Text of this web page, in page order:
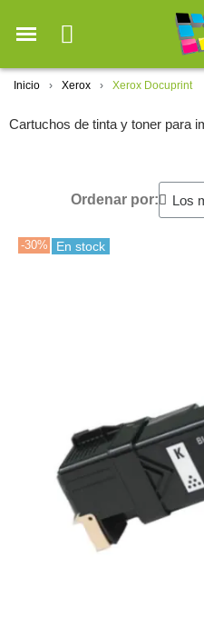
Inicio Xerox Xerox Docuprint
Cartuchos de tinta y toner para
Ordenar por:
-30% En stock